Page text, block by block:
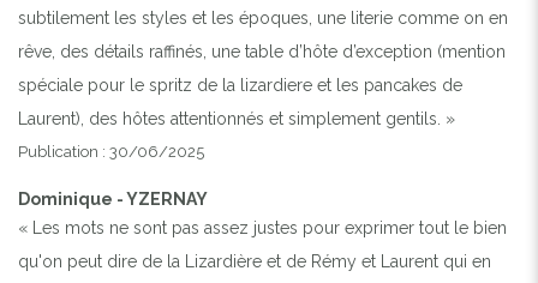
subtilement les styles et les époques, une literie comme on en
rêve, des détails raffinés, une table d’hôte d’exception (mention
spéciale pour le spritz de la lizardiere et les pancakes de
Laurent), des hôtes attentionnés et simplement gentils. »
Publication : 30/06/2025
Dominique - YZERNAY
« Les mots ne sont pas assez justes pour exprimer tout le bien
qu'on peut dire de la Lizardière et de Rémy et Laurent qui en